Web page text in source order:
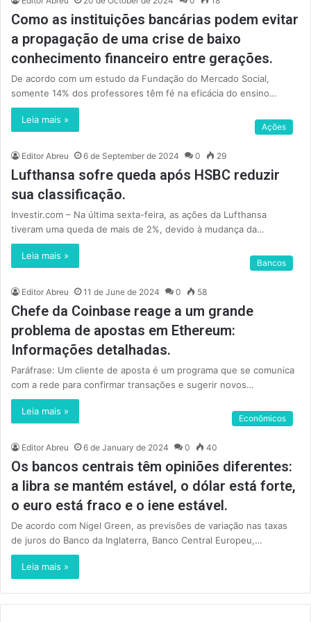
Como as instituições bancárias podem evitar
a propagação de uma crise de baixo
conhecimento financeiro entre gerações.
De acordo com um estudo da Fundação do Mercado Social,
somente 14% dos professores têm fé na eficácia do ensino…
Leia mais »
Ações
Editor Abreu 6 de September de 2024 0 29
Lufthansa sofre queda após HSBC reduzir
sua classificação.
Investir.com – Na última sexta-feira, as ações da Lufthansa
tiveram uma queda de mais de 2%, devido à mudança da…
Leia mais »
Bancos
Editor Abreu 11 de June de 2024 0 58
Chefe da Coinbase reage a um grande
problema de apostas em Ethereum:
Informações detalhadas.
Paráfrase: Um cliente de aposta é um programa que se comunica
com a rede para confirmar transações e sugerir novos…
Leia mais »
Econômicos
Editor Abreu 6 de January de 2024 0 40
Os bancos centrais têm opiniões diferentes:
a libra se mantém estável, o dólar está forte,
o euro está fraco e o iene estável.
De acordo com Nigel Green, as previsões de variação nas taxas
de juros do Banco da Inglaterra, Banco Central Europeu,…
Leia mais »